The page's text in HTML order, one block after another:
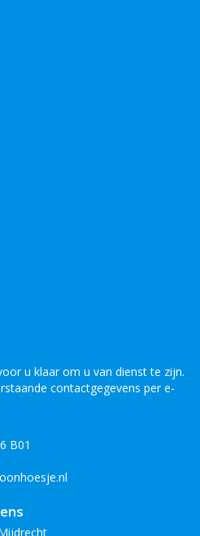
u klaar om u van dienst te zijn.
contactgegevens per e-
B01